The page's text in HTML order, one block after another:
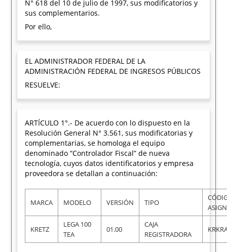
N° 618 del 10 de julio de 1997, sus modificatorios y
sus complementarios.
Por ello,
EL ADMINISTRADOR FEDERAL DE LA
ADMINISTRACIÓN FEDERAL DE INGRESOS PÚBLICOS
RESUELVE:
ARTÍCULO 1°.- De acuerdo con lo dispuesto en la
Resolución General N° 3.561, sus modificatorias y
complementarias, se homologa el equipo
denominado “Controlador Fiscal” de nueva
tecnología, cuyos datos identificatorios y empresa
proveedora se detallan a continuación:
MARCA MODELO VERSIÓN TIPO
KRETZ
LEGA 100
TEA
01.00
CAJA
REGISTRADORA